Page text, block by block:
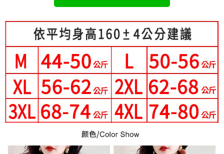
2.透過簡訊連結打開帳單後，可選擇「超商條碼／台灣大直營門市／銀行轉
帳／街口支付／iPASS MONEY」等通路繳費。
【注意事項】
1.本服務係由「台灣大哥大股份有限公司」（以下簡稱本公司）所提供，讓
用戶於交易時，得透過本服務購買商品或服務，並由商店將買賣／分期付款
買賣價金債權讓與本公司後，依約使用本公司帳單繳交帳款。
2.基於同意付款使用「大哥付你分期」之契約關係目的，商店將以您的個人
資料（包含姓名、電話或地址）提供予台灣大哥大進項蒐集、處理及利用，
由本公司與您本人進行分期帳單所需資料之確認、核對及更正。
3.完整用戶服務條款，請詳閱以下連結：
https://oppay.tw/userRule
１．於結帳方式選擇「AFTEE先享後付」後，將跳轉至「AFTEE先享後付」
結帳頁面，進行簡訊認證並確認金額後，即可完成結帳。
２．訂單成立數日內，您將收到繳費通知簡訊。
３．收到繳費通知簡訊後14天內，點擊此簡訊中的連結，可透過四大超商／
ATM／網路銀行／等多元方式進行付款，方視為交易完成。
※ 請注意：結帳手續完成當下不需立刻繳費，但若您需要取消訂單，請聯絡
購買商品的店家。未經商家同意取消之訂單仍視為有效，需透過AFTEE先享
後付繳納相關費用。
※ 交易是否成功請以「AFTEE先享後付 」之結帳頁面顯示為準，若有關於
是否繳費成功／繳費後需取消欲退款等相關疑問，請聯繫「AFTEE先享後付
客戶支援中心」https://netprotections.freshdesk.com/support/home
１．透過由恩沛科技股份有限公司提供之「AFTEE先享後付」服務完成之交
易，需依本服務之必要範圍內提供個人資料，並將交易相關給付款項請求債
全家付款取貨
付款後全家取貨
每筆NT$80，滿NT$699(含以上)免運費
付款後萊爾富取貨
每筆NT$80，滿NT$699(含以上)免運費
每筆NT$80，滿NT$699(含以上)免運費